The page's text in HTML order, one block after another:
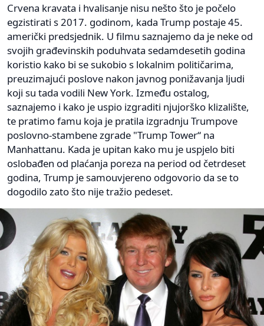
Crvena kravata i hvalisanje nisu nešto što je počelo
egzistirati s 2017. godinom, kada Trump postaje 45.
američki predsjednik. U filmu saznajemo da je neke od
svojih građevinskih poduhvata sedamdesetih godina
koristio kako bi se sukobio s lokalnim političarima,
preuzimajući poslove nakon javnog ponižavanja ljudi
koji su tada vodili New York. Između ostalog,
saznajemo i kako je uspio izgraditi njujorško klizalište,
te pratimo famu koja je pratila izgradnju Trumpove
poslovno-stambene zgrade "Trump Tower“ na
Manhattanu. Kada je upitan kako mu je uspjelo biti
oslobađen od plaćanja poreza na period od četrdeset
godina, Trump je samouvjereno odgovorio da se to
dogodilo zato što nije tražio pedeset.